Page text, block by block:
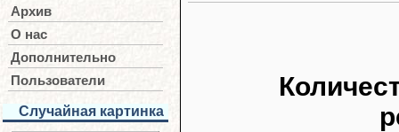
Архив
О нас
Дополнительно
Пользователи
Случайная картинка